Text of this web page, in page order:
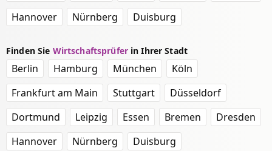
Hannover
Nürnberg Duisburg
Finden Sie Wirtschaftsprüferin Ihrer Stadt
Berlin Hamburg München
Köln
Frankfurt am Main
Stuttgart
Düsseldorf
Dortmund
Leipzig Essen Bremen
Dresden
Hannover
Nürnberg Duisburg